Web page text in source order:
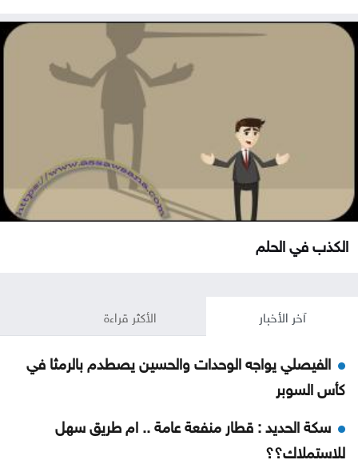
الكذب في الحلم
آخر الأخبار الأكثر قراءة
الفيصلي يواجه الوحدات والحسين يصطدم بالرمثا في
كأس السوبر
سكة الحديد : قطار منفعة عامة .. ام طريق سهل
للاستملاك؟؟